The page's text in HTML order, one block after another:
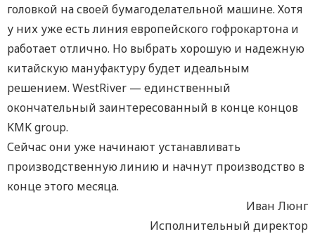
головкой на своей бумагоделательной машине. Хотя
у них уже есть линия европейского гофрокартона и
работает отлично. Но выбрать хорошую и надежную
китайскую мануфактуру будет идеальным
решением. WestRiver — единственный
окончательный заинтересованный в конце концов
KMK group.
Сейчас они уже начинают устанавливать
производственную линию и начнут производство в
конце этого месяца.
Иван Люнг
Исполнительный директор